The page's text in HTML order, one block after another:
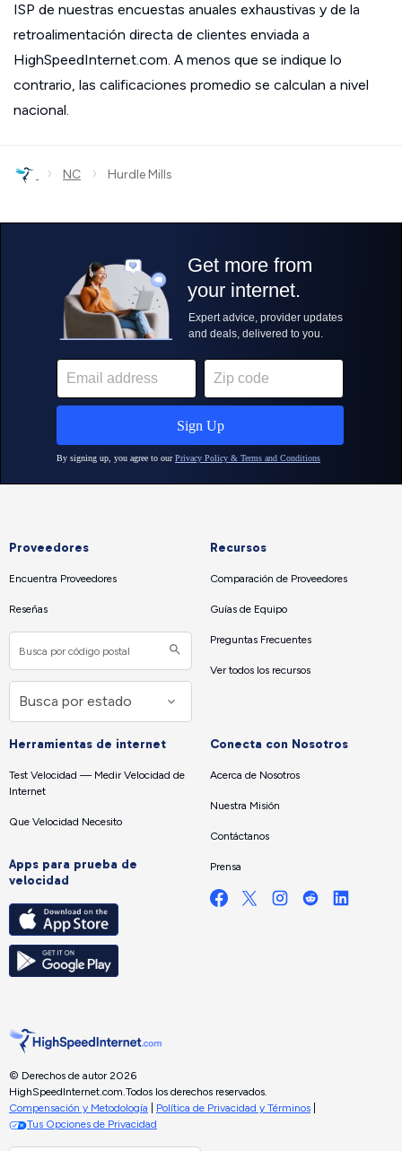
ISP de nuestras encuestas anuales exhaustivas y de la
retroalimentación directa de clientes enviada a
HighSpeedInternet.com. A menos que se indique lo
contrario, las calificaciones promedio se calculan a nivel
nacional.
› NC › Hurdle Mills
Proveedores
Encuentra Proveedores
Reseñas
Recursos
Comparación de Proveedores
Guías de Equipo
Preguntas Frecuentes
Ver todos los recursos
Herramientas de internet
Test Velocidad — Medir Velocidad de
Internet
Que Velocidad Necesito
Apps para prueba de
velocidad
Conecta con Nosotros
Acerca de Nosotros
Nuestra Misión
Contáctanos
Prensa
© Derechos de autor 2026
HighSpeedInternet.com. Todos los derechos reservados.
Compensación y Metodología
Política de Privacidad y Términos
Tus Opciones de Privacidad